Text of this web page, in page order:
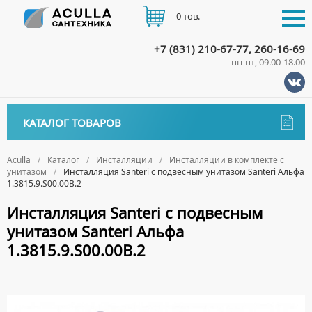
Aculla Каталог Инсталляции
Инсталляции в комплекте с
унитазом
Инсталляция Santeri с подвесным унитазом Santeri Альфа
1.3815.9.S00.00B.2
Инсталляция Santeri с подвесным
унитазом Santeri Альфа
1.3815.9.S00.00B.2
КАТАЛОГ ТОВАРОВ
ДЕРЖАТЕЛИ
ДОЗАТОРЫ ДЛЯ МЫЛА
ЕРШИКИ
КРЮЧКИ
Биде
ПОДВЕСНЫЕ БИДЕ
КРЫШКИ ДЛЯ БИДЕ
АКРИЛОВЫЕ ВАННЫ
МРАМОРНЫЕ ВАННЫ
Ванны комплектующие
БОКОВЫЕ ПАНЕЛИ
НОЖКИ
Водонагреватели
+7 (831) 210-67-77, 260-16-69
пн-пт, 09.00-18.00
0 тов.
ДОСТАВКА
КОНТАКТЫ